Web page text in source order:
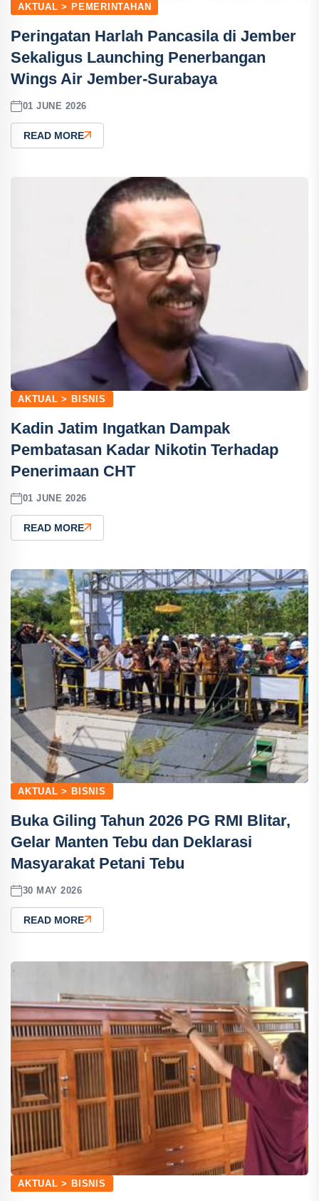
AKTUAL > PEMERINTAHAN
Peringatan Harlah Pancasila di Jember
Sekaligus Launching Penerbangan
Wings Air Jember-Surabaya
01 JUNE 2026
READ MORE
AKTUAL > BISNIS
Kadin Jatim Ingatkan Dampak
Pembatasan Kadar Nikotin Terhadap
Penerimaan CHT
01 JUNE 2026
READ MORE
AKTUAL > BISNIS
Buka Giling Tahun 2026 PG RMI Blitar,
Gelar Manten Tebu dan Deklarasi
Masyarakat Petani Tebu
30 MAY 2026
READ MORE
AKTUAL > BISNIS